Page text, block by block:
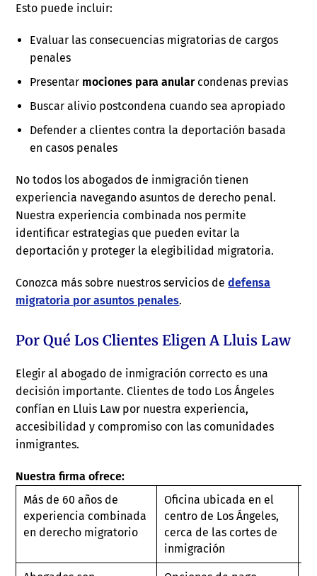
Esto puede incluir:
Evaluar las consecuencias migratorias de cargos
penales
Presentar mociones para anularcondenas previas
Buscar alivio postcondena cuando sea apropiado
Defender a clientes contra la deportación basada
en casos penales
No todos los abogados de inmigración tienen
experiencia navegando asuntos de derecho penal.
Nuestra experiencia combinada nos permite
identificar estrategias que pueden evitar la
deportación y proteger la elegibilidad migratoria.
Conozca más sobre nuestros servicios dedefensa
migratoria por asuntos penales.
Por Qué Los Clientes Eligen A Lluis Law
Elegir al abogado de inmigración correcto es una
decisión importante. Clientes de todo Los Ángeles
confían en Lluis Law por nuestra experiencia,
accesibilidad y compromiso con las comunidades
inmigrantes.
Nuestra firma ofrece:
Más de 60 años de
experiencia combinada
en derecho migratorio
Oficina ubicada en el
centro de Los Ángeles,
cerca de las cortes de
inmigración